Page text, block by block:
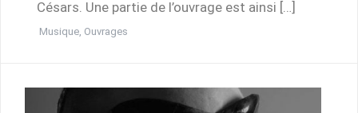
Césars. Une partie de l’ouvrage est ainsi […]
Musique Ouvrages